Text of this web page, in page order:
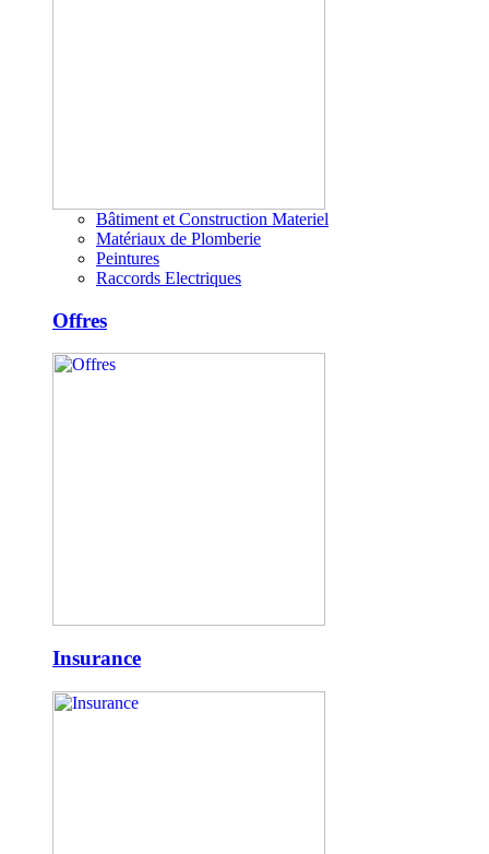
Bâtiment et Construction Materiel
Matériaux de Plomberie
Peintures
Raccords Electriques
Offres
Insurance